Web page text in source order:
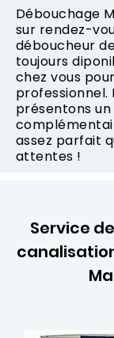
Débouchage
sur rendez-
déboucheur
toujours
chez vous
professionnel.
présentons
assez parfait
attentes !
Service